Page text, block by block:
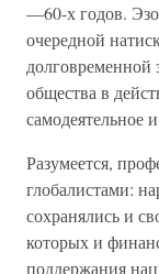
—60-х годов.
очередной
долговременной
общества в
самодеятельное
Разумеется,
глобалистами:
сохранялись и
которых и
поддержания